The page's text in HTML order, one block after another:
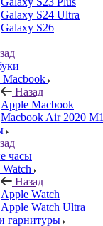
Galaxy S24 Ultra
Galaxy S26
Macbook
Назад
Apple Macbook
Macbook Air 2020 M1
часы
Назад
Apple Watch
Apple Watch Ultra
гарнитуры